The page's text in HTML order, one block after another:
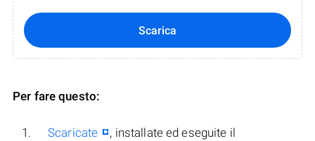
Scarica
Per fare questo:
Scaricate
, installate ed eseguite il